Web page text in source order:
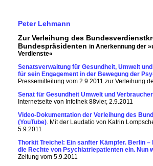
Peter Lehmann
Zur Verleihung des
Bundespräsidenten in Anerkennung der
Verdienste«
Senatsverwaltung für Gesundheit, Umwelt
für sein Engagement in der Bewegung der
Pressemitteilung vom 2.9.2011 zur Verleihung
Senat für Gesundheit Umwelt und
Internetseite von Infothek 88vier, 2.9.2011
Video-Dokumentation der Verleihung des
(YouTube). Mit der Laudatio von Katrin
5.9.2011
Thorkit Treichel: Ein sanfter Kämpfer. Berlin
die Rechte von Psychiatriepatienten ein. Nun
Zeitung vom 5.9.2011